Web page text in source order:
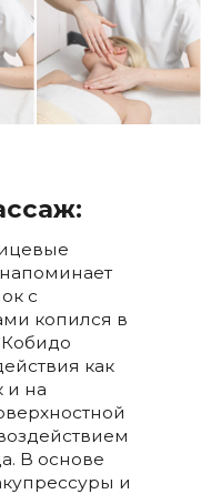
с
копился в
как
и на
В основе
и